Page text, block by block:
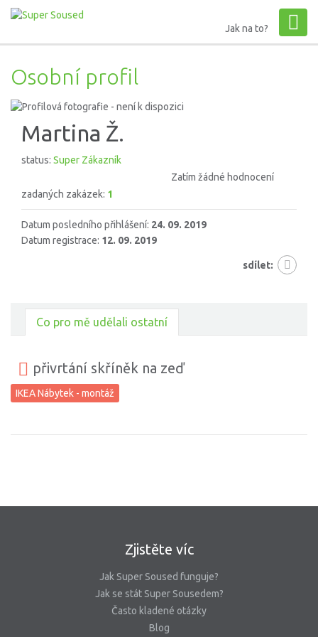
Jak na to?
Osobní profil
Martina Ž.
status: Super Zákazník
Zatím žádné hodnocení
zadaných zakázek: 1
Datum posledního přihlášení: 24. 09. 2019
Datum registrace: 12. 09. 2019
sdílet:
Co pro mě udělali ostatní
přivrtání skříněk na zeď
IKEA Nábytek - montáž
Zjistěte víc
Jak Super Soused funguje?
Jak se stát Super Sousedem?
Často kladené otázky
Blog